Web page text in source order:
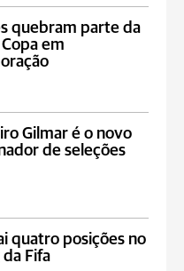
quebram parte da
em
Gilmar é o novo
de seleções
quatro posições no
Fifa